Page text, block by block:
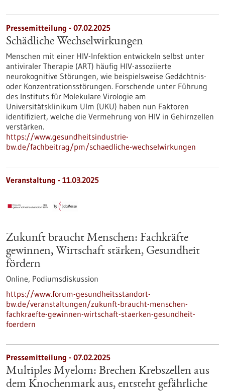
Pressemitteilung - 07.02.2025
Schädliche Wechselwirkungen
Menschen mit einer HIV-​Infektion entwickeln selbst unter
antiviraler Therapie (ART) häufig HIV-​assoziierte
neurokognitive Störungen, wie beispielsweise Gedächtnis-​
oder Konzentrationsstörungen. Forschende unter Führung
des Instituts für Molekulare Virologie am
Universitätsklinikum Ulm (UKU) haben nun Faktoren
identifiziert, welche die Vermehrung von HIV in Gehirnzellen
verstärken.
https://www.gesundheitsindustrie-
bw.de/fachbeitrag/pm/schaedliche-wechselwirkungen
Veranstaltung - 11.03.2025
Zukunft braucht Menschen: Fachkräfte
gewinnen, Wirtschaft stärken, Gesundheit
fördern
Online, Podiumsdiskussion
https://www.forum-gesundheitsstandort-
bw.de/veranstaltungen/zukunft-braucht-menschen-
fachkraefte-gewinnen-wirtschaft-staerken-gesundheit-
foerdern
Pressemitteilung - 07.02.2025
Multiples Myelom: Brechen Krebszellen aus
dem Knochenmark aus, entsteht gefährliche